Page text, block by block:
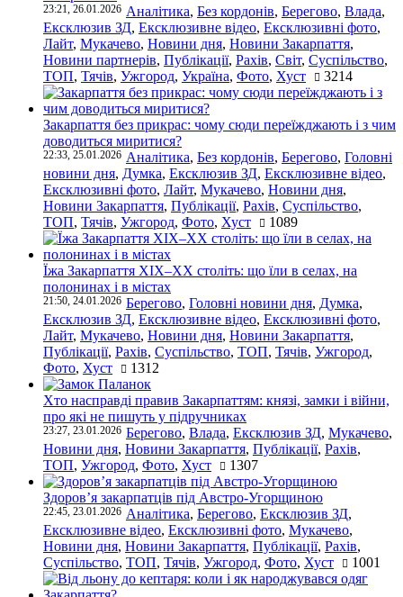
23:21, 26.01.2026 Аналітика, Без кордонів, Берегово, Влада,
Ексклюзив ЗД, Ексклюзивне відео, Ексклюзивні фото,
Лайт, Мукачево, Новини дня, Новини Закарпаття,
Новини партнерів, Публікації, Рахів, Світ, Суспільство,
ТОП, Тячів, Ужгород, Україна, Фото, Хуст 3214
Закарпаття без прикрас: чому сюди переїжджають і з чим
доводиться миритися?
22:33, 25.01.2026 Аналітика, Без кордонів, Берегово, Головні
новини дня, Думка, Ексклюзив ЗД, Ексклюзивне відео,
Ексклюзивні фото, Лайт, Мукачево, Новини дня,
Новини Закарпаття, Публікації, Рахів, Суспільство,
ТОП, Тячів, Ужгород, Фото, Хуст 1089
Їжа Закарпаття ХІХ–ХХ століть: що їли в селах, на
полонинах і в містах
21:50, 24.01.2026 Берегово, Головні новини дня, Думка,
Ексклюзив ЗД, Ексклюзивне відео, Ексклюзивні фото,
Лайт, Мукачево, Новини дня, Новини Закарпаття,
Публікації, Рахів, Суспільство, ТОП, Тячів, Ужгород,
Фото, Хуст 1312
Хто насправді правив Закарпаттям: князі, замки і війни,
про які не пишуть у підручниках
23:27, 23.01.2026 Берегово, Влада, Ексклюзив ЗД, Мукачево,
Новини дня, Новини Закарпаття, Публікації, Рахів,
ТОП, Ужгород, Фото, Хуст 1307
Здоров’я закарпатців під Австро-Угорщиною
22:45, 23.01.2026 Аналітика, Берегово, Ексклюзив ЗД,
Ексклюзивне відео, Ексклюзивні фото, Мукачево,
Новини дня, Новини Закарпаття, Публікації, Рахів,
Суспільство, ТОП, Тячів, Ужгород, Фото, Хуст 1001